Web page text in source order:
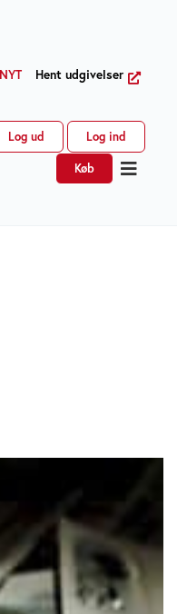
NYT Hent udgivelser
Log ud Log ind
Køb